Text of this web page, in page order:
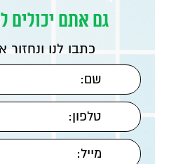
גם אתם יכולים
כתבו לנו